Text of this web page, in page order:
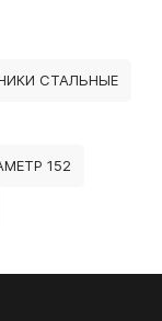
СТАЛЬНЫЕ
152